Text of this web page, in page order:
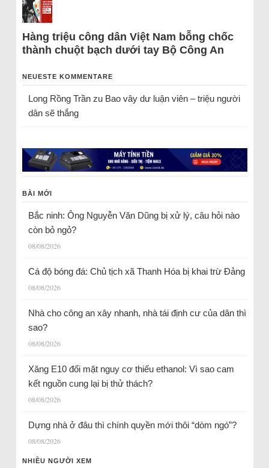
Hàng triệu công dân Việt Nam bỗng chốc
thành chuột bạch dưới tay Bộ Công An
NEUESTE KOMMENTARE
Long Rồng Trầnzu Bao vây dư luận viên – triệu người
dân sẽ thắng
BÀI MỚI
Bắc ninh: Ông Nguyễn Văn Dũng bị xử lý, câu hỏi nào
còn bỏ ngỏ?
08/08/2026
Cá độ bóng đá: Chủ tịch xã Thanh Hóa bị khai trừ Đảng
08/08/2026
Nhà cho công an xây nhanh, nhà tái định cư của dân thì
sao?
08/08/2026
Xăng E10 đối mặt nguy cơ thiếu ethanol: Vì sao cam
kết nguồn cung lại bị thử thách?
08/08/2026
Dựng nhà ở đâu thì chính quyền mới thôi “dòm ngó”?
08/08/2026
NHIỀU NGƯỜI XEM